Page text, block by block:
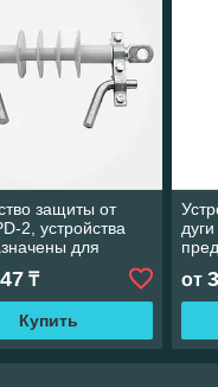
защиты от
2, устройства
для
проводов марки
воздействия
₸
Купить
ОПН
от